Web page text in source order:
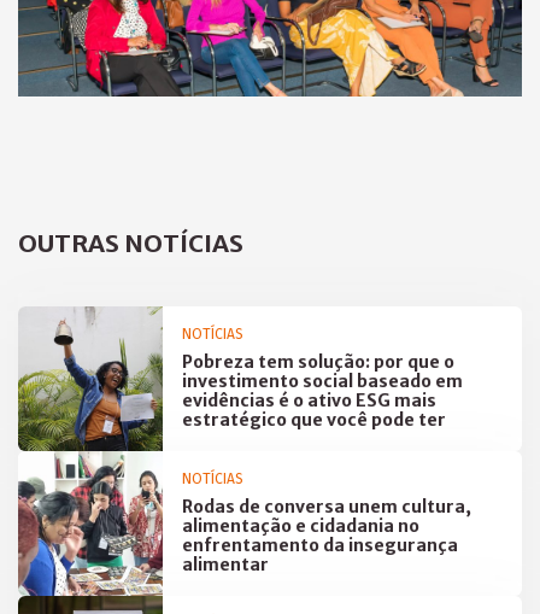
OUTRAS NOTÍCIAS
NOTÍCIAS
Pobreza tem solução: por que o
investimento social baseado em
evidências é o ativo ESG mais
estratégico que você pode ter
NOTÍCIAS
Rodas de conversa unem cultura,
alimentação e cidadania no
enfrentamento da insegurança
alimentar